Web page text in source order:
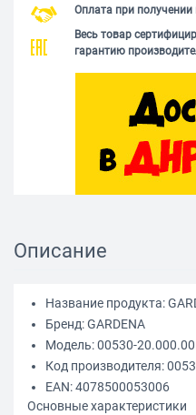
Оплата при получении
Весь товар
гарантию
Описание
Название продукта:
Бренд: GARDENA
Модель: 00530-20.000.00
Код производителя:
EAN: 4078500053006
Основные характеристики